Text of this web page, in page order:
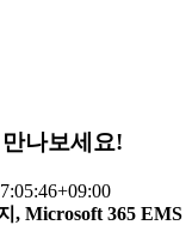
나보세요!
, Microsoft 365 EMS